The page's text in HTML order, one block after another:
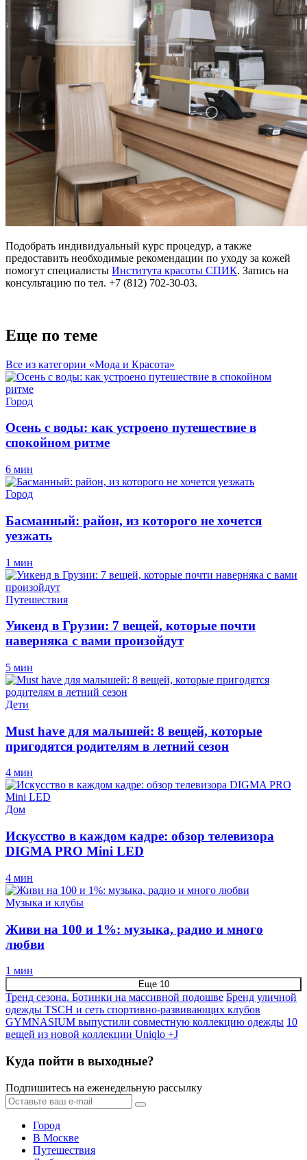
Подобрать индивидуальный курс процедур, а также
предоставить необходимые рекомендации по уходу за кожей
помогут специалисты Института красоты СПИК. Запись на
консультацию по тел. +7 (812) 702-30-03.
Еще по теме
Все из категории «Мода и Красота»
Город
Осень с воды: как устроено путешествие в
спокойном ритме
6 мин
Город
Басманный: район, из которого не хочется
уезжать
1 мин
Путешествия
Уикенд в Грузии: 7 вещей, которые почти
наверняка с вами произойдут
5 мин
Дети
Must have для малышей: 8 вещей, которые
пригодятся родителям в летний сезон
4 мин
Дом
Искусство в каждом кадре: обзор телевизора
DIGMA PRO Mini LED
4 мин
Музыка и клубы
Живи на 100 и 1%: музыка, радио и много
любви
1 мин
Еще 10
Тренд сезона. Ботинки на массивной подошве Бренд уличной
одежды TSCH и сеть спортивно-развивающих клубов
GYMNASIUM выпустили совместную коллекцию одежды 10
вещей из новой коллекции Uniqlo +J
Куда пойти в выходные?
Подпишитесь на еженедельную рассылку
Город
В Москве
Путешествия